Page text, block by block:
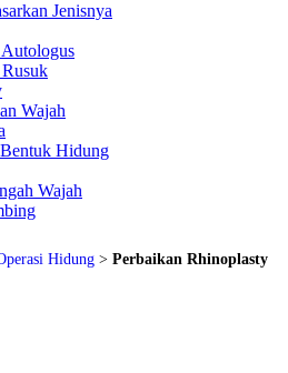
Jenisnya
Wajah
Hidung
Wajah
Hidung Perbaikan Rhinoplasty